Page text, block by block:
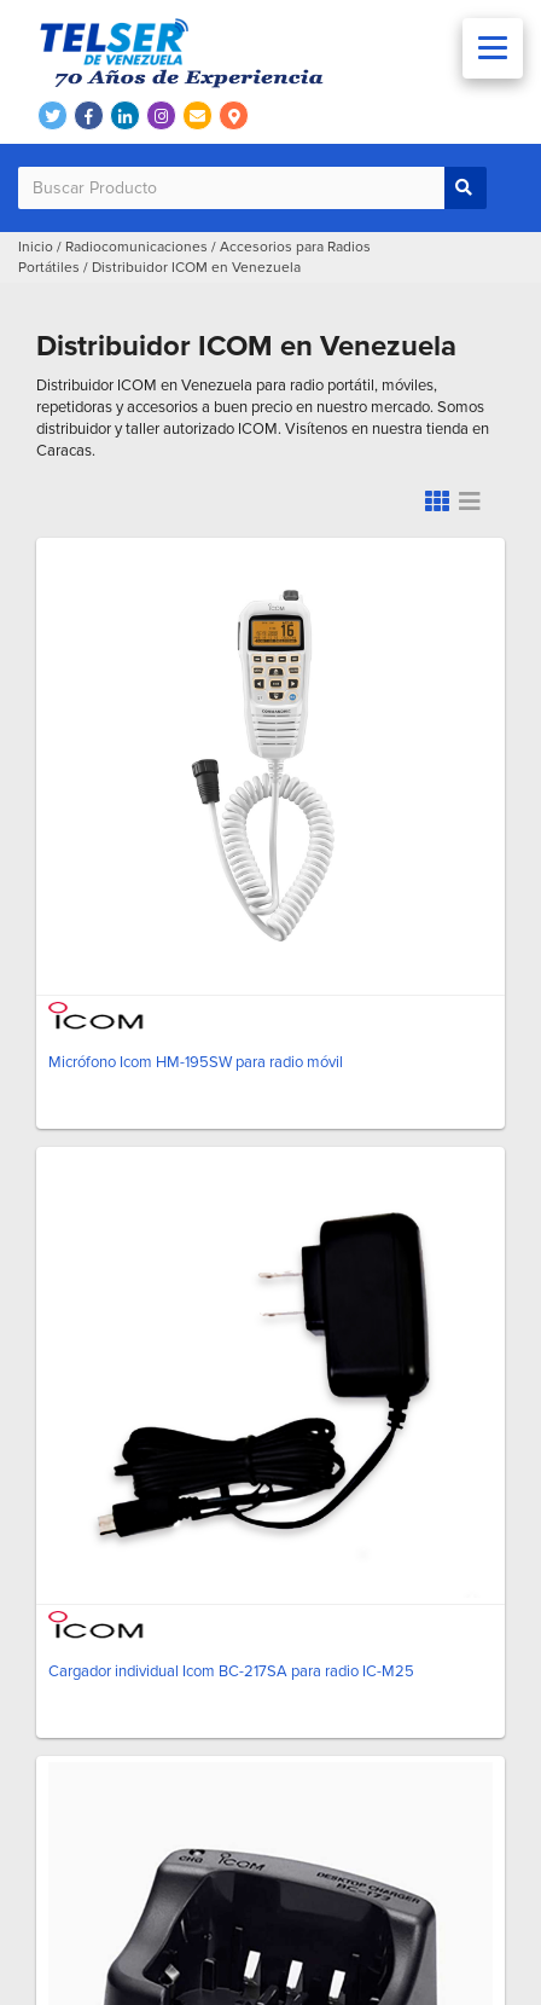
Inicio / Radiocomunicaciones / Accesorios para Radios
Portátiles / Distribuidor ICOM en Venezuela
Distribuidor ICOM en Venezuela
Distribuidor ICOM en Venezuela para radio portátil, móviles,
repetidoras y accesorios a buen precio en nuestro mercado. Somos
distribuidor y taller autorizado ICOM. Visítenos en nuestra tienda en
Caracas.
Micrófono Icom HM-195SW para radio móvil
Cargador individual Icom BC-217SA para radio IC-M25